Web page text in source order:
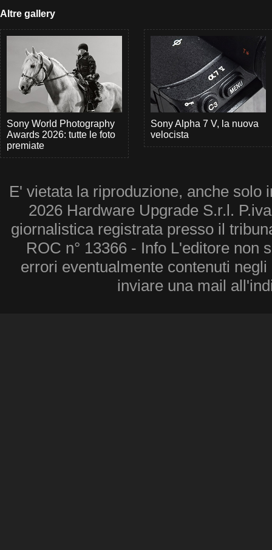
Altre gallery
Sony World Photography
Awards 2026: tutte le foto
premiate
Sony Alpha 7 V, la nuova
velocista
E' vietata la riproduzione, anche solo
2026 Hardware Upgrade S.r.l.
giornalistica registrata presso il
ROC n° 13366 - Info L'editore non
errori eventualmente contenuti
inviare una mail